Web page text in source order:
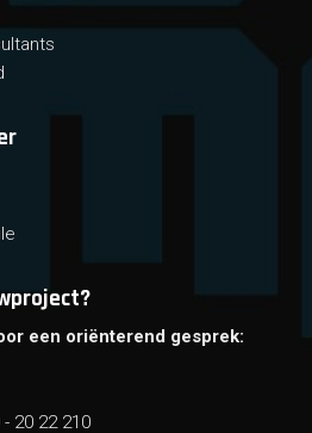
een oriënterend gesprek:
- 20 22 210